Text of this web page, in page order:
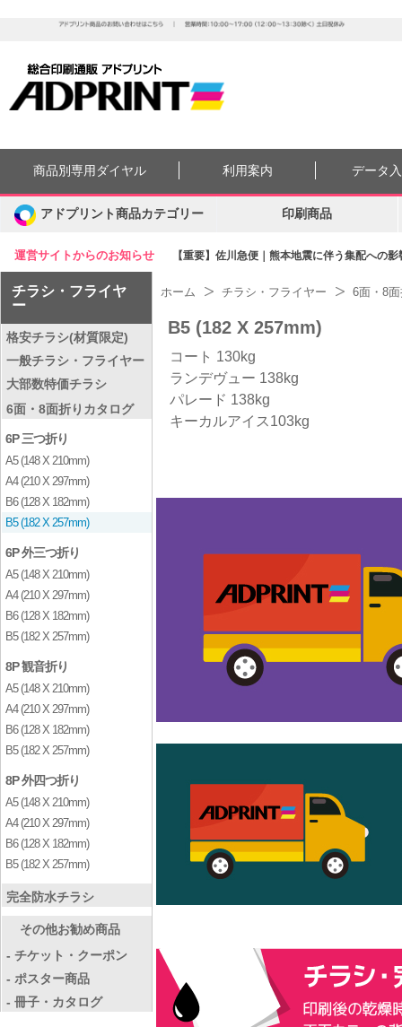
運営サイトからのお知らせ 【重要】佐川急便｜熊本地震に伴う集配への
商品別専用ダイヤル 利用案内 データ
アドプリント商品カテゴリー 印刷商品
チラシ・フライヤ
ー
格安チラシ(材質限定)
一般チラシ・フライヤー
大部数特価チラシ
6面・8面折りカタログ
6P 三つ折り
A5 (148 X 210mm)
A4 (210 X 297mm)
B6 (128 X 182mm)
B5 (182 X 257mm)
6P 外三つ折り
A5 (148 X 210mm)
A4 (210 X 297mm)
B6 (128 X 182mm)
B5 (182 X 257mm)
8P 観音折り
A5 (148 X 210mm)
A4 (210 X 297mm)
B6 (128 X 182mm)
B5 (182 X 257mm)
8P 外四つ折り
A5 (148 X 210mm)
A4 (210 X 297mm)
B6 (128 X 182mm)
B5 (182 X 257mm)
完全防水チラシ
その他お勧め商品
- チケット・クーポン
- ポスター商品
- 冊子・カタログ
ホーム チラシ・フライヤー 6面・8
B5 (182 X 257mm)
コート 130kg
ランデヴュー 138kg
パレード 138kg
キーカルアイス103kg